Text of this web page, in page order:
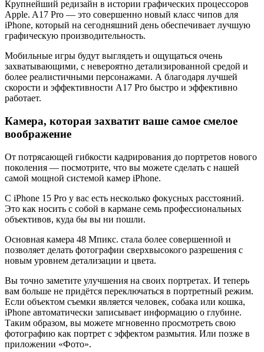
Крупнейший редизайн в истории графических процессоров
Apple. A17 Pro — это совершенно новый класс чипов для
iPhone, который на сегодняшний день обеспечивает лучшую
графическую производительность.
Мобильные игры будут выглядеть и ощущаться очень
захватывающими, с невероятно детализированной средой и
более реалистичными персонажами. А благодаря лучшей
скорости и эффективности A17 Pro быстро и эффективно
работает.
Камера, которая захватит ваше самое смелое
воображение
От потрясающей гибкости кадрирования до портретов нового
поколения — посмотрите, что вы можете сделать с нашей
самой мощной системой камер iPhone.
С iPhone 15 Pro у вас есть несколько фокусных расстояний.
Это как носить с собой в кармане семь профессиональных
объективов, куда бы вы ни пошли.
Основная камера 48 Мпикс. стала более совершенной и
позволяет делать фотографии сверхвысокого разрешения с
новым уровнем детализации и цвета.
Вы точно заметите улучшения на своих портретах. И теперь
вам больше не придётся переключаться в портретный режим.
Если объектом съемки является человек, собака или кошка,
iPhone автоматически записывает информацию о глубине.
Таким образом, вы можете мгновенно просмотреть свою
фотографию как портрет с эффектом размытия. Или позже в
приложении «Фото».